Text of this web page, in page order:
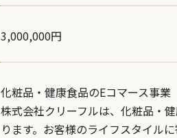
3,000,000円
化粧品・健康食品のEコマース事業
株式会社クリーフルは、化粧品・
ります。 お客様のライフスタイル